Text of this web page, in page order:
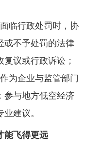
临行政处罚时，协
或不予处罚的法律
议或行政诉讼；
为企业与监管部门
参与地方低空经济
建议。
能飞得更远